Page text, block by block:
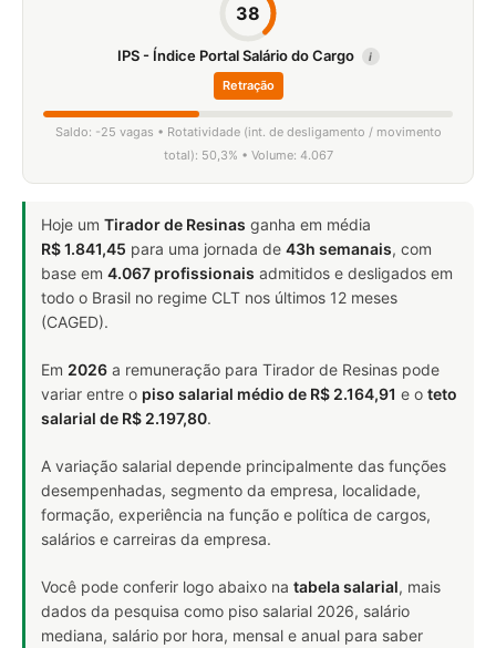
38
IPS - Índice Portal Salário do Cargo i
Retração
Saldo: -25 vagas • Rotatividade (int. de desligamento / movimento
total): 50,3% • Volume: 4.067
Hoje um Tirador de Resinas ganha em média
R$ 1.841,45 para uma jornada de 43h semanais, com
base em 4.067 profissionais admitidos e desligados em
todo o Brasil no regime CLT nos últimos 12 meses
(CAGED).
Em 2026 a remuneração para Tirador de Resinas pode
variar entre o piso salarial médio de R$ 2.164,91 e o teto
salarial de R$ 2.197,80.
A variação salarial depende principalmente das funções
desempenhadas, segmento da empresa, localidade,
formação, experiência na função e política de cargos,
salários e carreiras da empresa.
Você pode conferir logo abaixo na tabela salarial, mais
dados da pesquisa como piso salarial 2026, salário
mediana, salário por hora, mensal e anual para saber